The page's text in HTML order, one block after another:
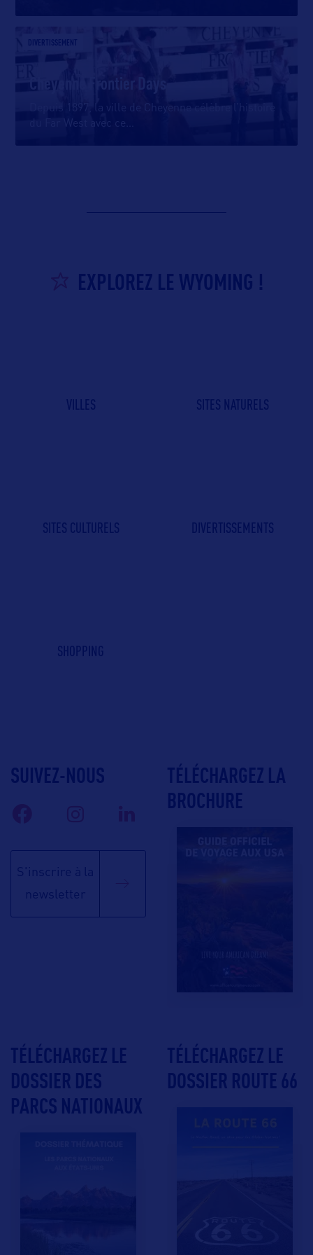
DIVERTISSEMENT
Cheyenne Frontier Days
Depuis 1897, la ville de Cheyenne célèbre l’histoire
du Far West avec ce
EXPLOREZ LE WYOMING !
VILLES SITES NATURELS
SITES CULTURELS DIVERTISSEMENTS
SHOPPING
SUIVEZ-NOUS
S'inscrire à la
newsletter
TÉLÉCHARGEZ LA
BROCHURE
TÉLÉCHARGEZ LE
DOSSIER DES
PARCS NATIONAUX
TÉLÉCHARGEZ LE
DOSSIER ROUTE 66